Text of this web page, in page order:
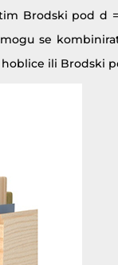
Brodski pod d
se
ili Brodski